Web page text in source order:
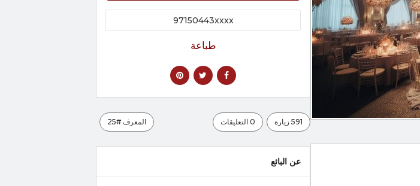
97150443xxxx
طباعة
591 زيارة 0 التعليقات المعرف #25
عن البائع